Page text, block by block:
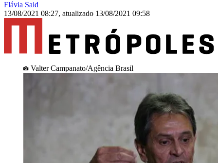
Flávia Said
13/08/2021 08:27, atualizado 13/08/2021 09:58
Valter Campanato/Agência Brasil